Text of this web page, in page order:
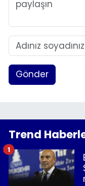
Gönder
Trend
1